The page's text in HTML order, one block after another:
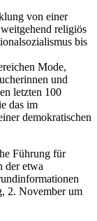
von einer
religiös
bis
Mode,
und
letzten 100
das im
demokratischen
Führung für
der etwa
2. November um